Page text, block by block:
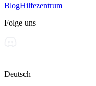
BlogHilfezentrum
Folge uns
Deutsch